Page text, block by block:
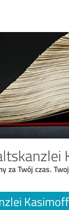
za Twój czas.
Kasimoff